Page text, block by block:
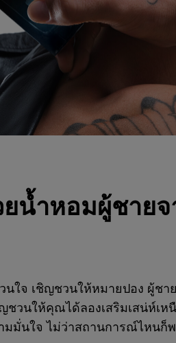
น้ำหอมผู้ชาย
ใจ เชิญชวนให้หมายปอง ผู้ช
วนให้คุณได้ลองเสริมเสน่ห์เห
มมั่นใจ ไม่ว่าสถานการณ์ไหนก็